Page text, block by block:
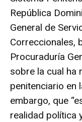
República
General de
Correccionales,
Procuraduría
sobre la cual ha
penitenciario en
embargo, que
realidad política